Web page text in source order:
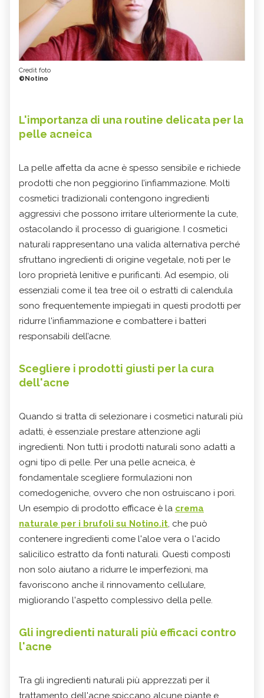
Credit foto
©Notino
L'importanza di una routine delicata per la
pelle acneica
La pelle affetta da acne è spesso sensibile e richiede
prodotti che non peggiorino l’infiammazione. Molti
cosmetici tradizionali contengono ingredienti
aggressivi che possono irritare ulteriormente la cute,
ostacolando il processo di guarigione. I cosmetici
naturali rappresentano una valida alternativa perché
sfruttano ingredienti di origine vegetale, noti per le
loro proprietà lenitive e purificanti. Ad esempio, oli
essenziali come il tea tree oil o estratti di calendula
sono frequentemente impiegati in questi prodotti per
ridurre l'infiammazione e combattere i batteri
responsabili dell’acne.
Scegliere i prodotti giusti per la cura
dell'acne
Quando si tratta di selezionare i cosmetici naturali più
adatti, è essenziale prestare attenzione agli
ingredienti. Non tutti i prodotti naturali sono adatti a
ogni tipo di pelle. Per una pelle acneica, è
fondamentale scegliere formulazioni non
comedogeniche, ovvero che non ostruiscano i pori.
Un esempio di prodotto efficace è la crema
naturale per i brufoli su Notino.it, che può
contenere ingredienti come l'aloe vera o l'acido
salicilico estratto da fonti naturali. Questi composti
non solo aiutano a ridurre le imperfezioni, ma
favoriscono anche il rinnovamento cellulare,
migliorando l'aspetto complessivo della pelle.
Gli ingredienti naturali più efficaci contro
l'acne
Tra gli ingredienti naturali più apprezzati per il
trattamento dell'acne spiccano alcune piante e